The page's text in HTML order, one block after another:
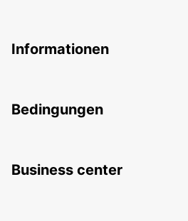
Informationen
Bedingungen
Business center